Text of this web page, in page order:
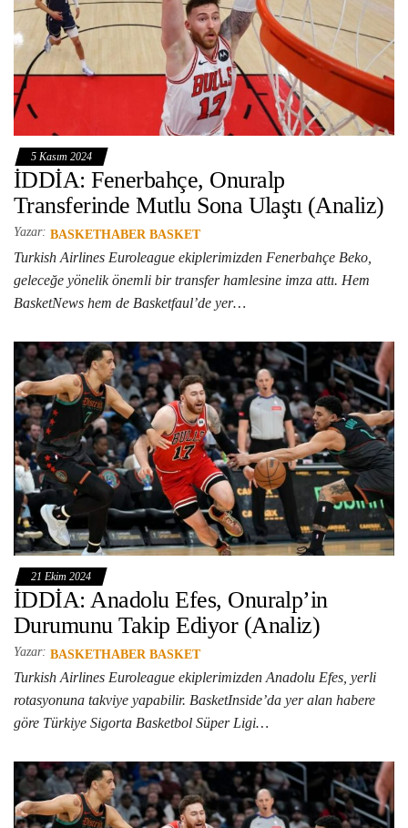
5 Kasım 2024
İDDİA: Fenerbahçe, Onuralp
Transferinde Mutlu Sona Ulaştı (Analiz)
Yazar: BASKETHABER BASKET
Turkish Airlines Euroleague ekiplerimizden Fenerbahçe Beko,
geleceğe yönelik önemli bir transfer hamlesine imza attı. Hem
BasketNews hem de Basketfaul’de yer…
21 Ekim 2024
İDDİA: Anadolu Efes, Onuralp’in
Durumunu Takip Ediyor (Analiz)
Yazar: BASKETHABER BASKET
Turkish Airlines Euroleague ekiplerimizden Anadolu Efes, yerli
rotasyonuna takviye yapabilir. BasketInside’da yer alan habere
göre Türkiye Sigorta Basketbol Süper Ligi…